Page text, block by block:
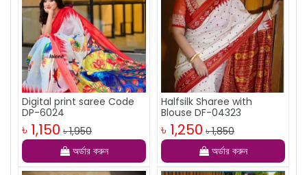
Digital print saree Code
DP-6024
৳ 1,150 ৳ 1,950
অর্ডার করুন
Halfsilk Sharee with
Blouse DF-04323
৳ 1,250 ৳ 1,850
অর্ডার করুন